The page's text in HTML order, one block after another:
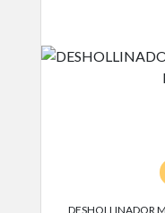
DESHOLLINADOR